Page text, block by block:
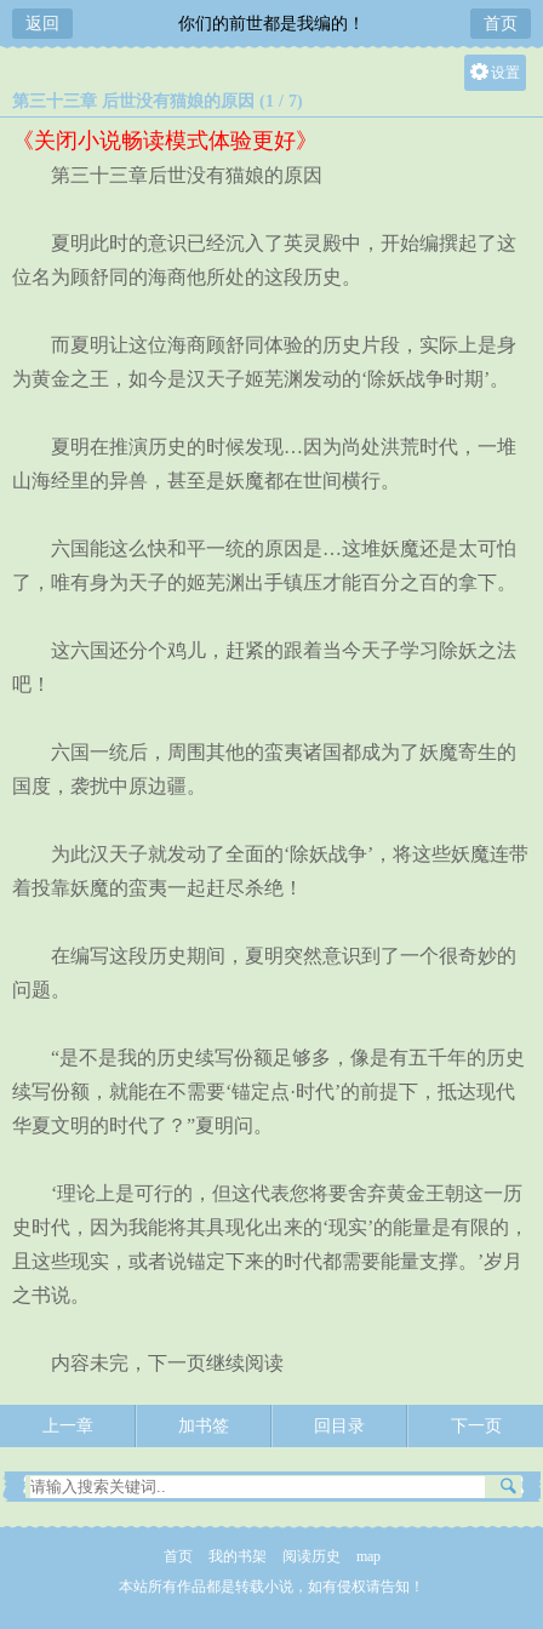
返回 你们的前世都是我编的！ 首页
设置
第三十三章 后世没有猫娘的原因 (1 / 7)
《关闭小说畅读模式体验更好》
第三十三章后世没有猫娘的原因
夏明此时的意识已经沉入了英灵殿中，开始编撰起了这
位名为顾舒同的海商他所处的这段历史。
而夏明让这位海商顾舒同体验的历史片段，实际上是身
为黄金之王，如今是汉天子姬芜渊发动的‘除妖战争时期’。
夏明在推演历史的时候发现…因为尚处洪荒时代，一堆
山海经里的异兽，甚至是妖魔都在世间横行。
六国能这么快和平一统的原因是…这堆妖魔还是太可怕
了，唯有身为天子的姬芜渊出手镇压才能百分之百的拿下。
这六国还分个鸡儿，赶紧的跟着当今天子学习除妖之法
吧！
六国一统后，周围其他的蛮夷诸国都成为了妖魔寄生的
国度，袭扰中原边疆。
为此汉天子就发动了全面的‘除妖战争’，将这些妖魔连带
着投靠妖魔的蛮夷一起赶尽杀绝！
在编写这段历史期间，夏明突然意识到了一个很奇妙的
问题。
“是不是我的历史续写份额足够多，像是有五千年的历史
续写份额，就能在不需要‘锚定点·时代’的前提下，抵达现代
华夏文明的时代了？”夏明问。
‘理论上是可行的，但这代表您将要舍弃黄金王朝这一历
史时代，因为我能将其具现化出来的‘现实’的能量是有限的，
且这些现实，或者说锚定下来的时代都需要能量支撑。’岁月
之书说。
内容未完，下一页继续阅读
上一章 加书签 回目录 下一页
首页 我的书架 阅读历史
map
本站所有作品都是转载小说，如有侵权请告知！